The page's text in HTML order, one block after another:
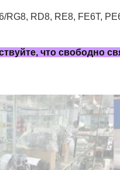
RG8, RD8, RE8, FE6T,
что свободно